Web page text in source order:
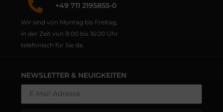
+49 711 2195855-0
Wir sind von Montag bis Freitag,
in der Zeit von 8:00 bis 16:00 Uhr
telefonisch für Sie da.
NEWSLETTER & NEUIGKEITEN